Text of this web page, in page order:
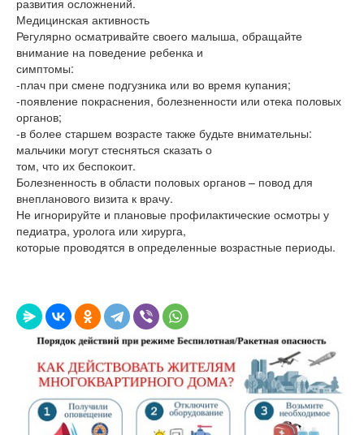
Медицинская активность
Регулярно осматривайте своего малыша, обращайте
внимание на поведение ребенка и
симптомы:
-плач при смене подгузника или во время купания;
-появление покраснения, болезненности или отека половых
органов;
-в более старшем возрасте также будьте внимательны:
мальчики могут стесняться сказать о
том, что их беспокоит.
Болезненность в области половых органов – повод для
внепланового визита к врачу.
Не игнорируйте и плановые профилактические осмотры у
педиатра, уролога или хирурга,
которые проводятся в определенные возрастные периоды.